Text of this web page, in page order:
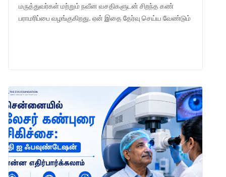
மருத்துவர்கள் மற்றும் நவீன வசதிகளுடன் சிறந்த கண்
பராமரிப்பை வழங்குகிறது. ஏன் இதை தேர்வு செய்ய வேண்டும்